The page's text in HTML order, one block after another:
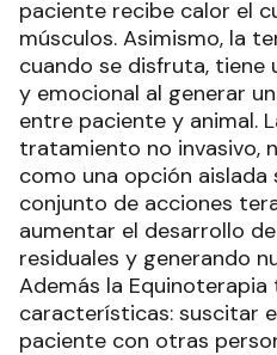
paciente recibe calor el
músculos. Asimismo, la
cuando se disfruta, tiene
y emocional al generar
entre paciente y animal.
tratamiento no invasivo,
como una opción
conjunto de acciones
aumentar el desarrollo
residuales y generando
Además la Equinoterapia
características: suscitar
paciente con otras